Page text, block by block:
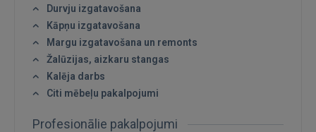
Durvju izgatavošana
Kāpņu izgatavošana
Margu izgatavošana un remonts
Žalūzijas, aizkaru stangas
Kalēja darbs
Citi mēbeļu pakalpojumi
Profesionālie pakalpojumi